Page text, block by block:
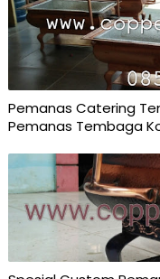
Pemanas Catering
Pemanas Tembaga